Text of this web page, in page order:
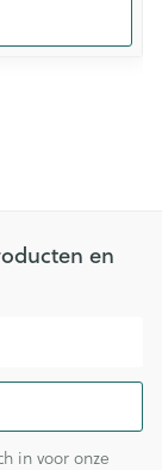
en
in voor onze